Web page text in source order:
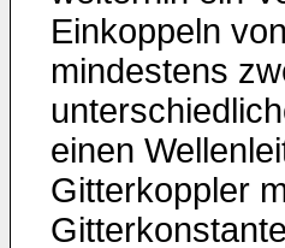
Einkoppeln
mindestens
einen
Gitterkoppler